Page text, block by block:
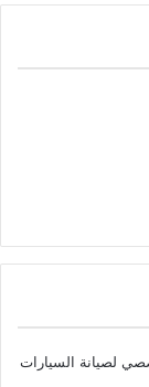
لصيانة السيارات